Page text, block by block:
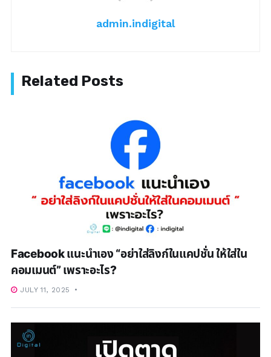
admin.indigital
Facebook แนะนำเอง “อย่าใส่ลิงก์ในแคปชั่น ให้ใส่ใน
คอมเมนต์” เพราะอะไร?
JULY 11, 2025